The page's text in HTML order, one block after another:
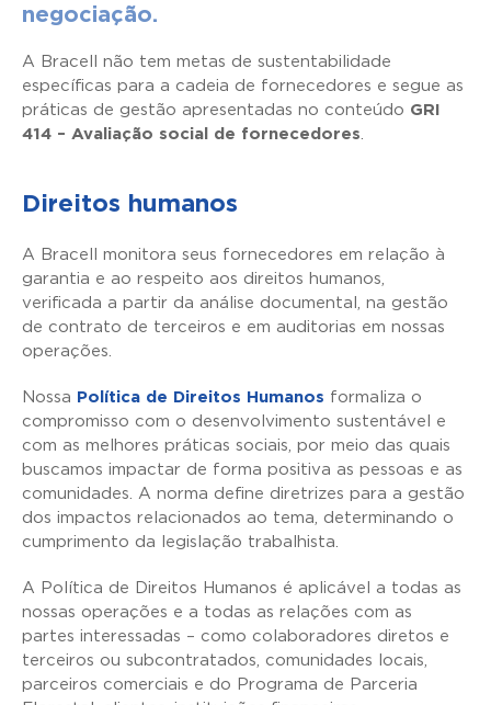
negociação.
A Bracell não tem metas de sustentabilidade
específicas para a cadeia de fornecedores e segue as
práticas de gestão apresentadas no conteúdo GRI
414 – Avaliação social de fornecedores
Direitos humanos
A Bracell monitora seus fornecedores em relação à
garantia e ao respeito aos direitos humanos,
verificada a partir da análise documental, na gestão
de contrato de terceiros e em auditorias em nossas
operações.
Nossa Política de Direitos Humanos formaliza o
compromisso com o desenvolvimento sustentável e
com as melhores práticas sociais, por meio das quais
buscamos impactar de forma positiva as pessoas e as
comunidades. A norma define diretrizes para a gestão
dos impactos relacionados ao tema, determinando o
cumprimento da legislação trabalhista.
A Política de Direitos Humanos é aplicável a todas as
nossas operações e a todas as relações com as
partes interessadas – como colaboradores diretos e
terceiros ou subcontratados, comunidades locais,
parceiros comerciais e do Programa de Parceria